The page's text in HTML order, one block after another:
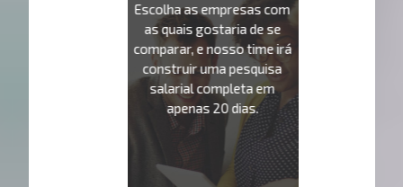
Escolha as empresas com
as quais gostaria de se
comparar, e nosso time irá
construir uma pesquisa
salarial completa em
apenas 20 dias.